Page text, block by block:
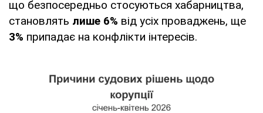
що безпосередньо стосуються хабарництва,
становлять лише 6% від усіх проваджень, ще
3% припадає на конфлікти інтересів.